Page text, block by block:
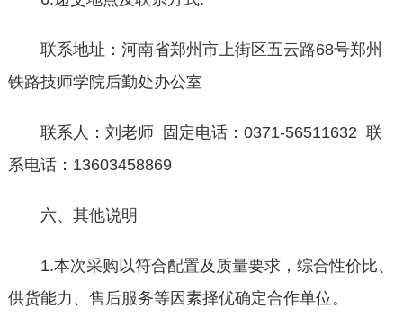
联系地址：河南省郑州市上街区五云路68号郑州
铁路技师学院后勤处办公室
联系人：刘老师 固定电话：0371-56511632 联
系电话：13603458869
六、其他说明
1.本次采购以符合配置及质量要求，综合性价比、
供货能力、售后服务等因素择优确定合作单位。